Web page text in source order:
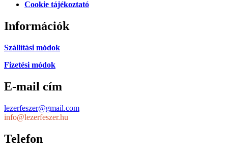
Cookie tájékoztató
Információk
Szállítási módok
Fizetési módok
E-mail cím
lezerfeszer@gmail.com
info@lezerfeszer.hu
Telefon